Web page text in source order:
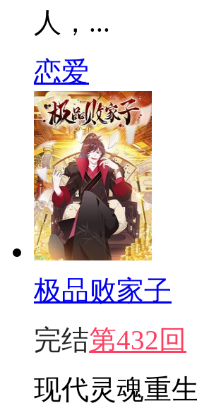
人，...
恋爱
极品败家子
完结第432回
现代灵魂重